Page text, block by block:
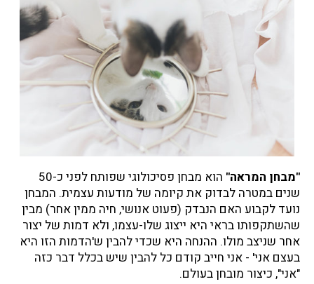
"מבחן המראה"
הוא מבחן פסיכולוגי שפותח לפני כ-50
שנים במטרה לבדוק את קיומה של מודעות עצמית. המבחן
נועד לקבוע האם הנבדק (פעוט אנושי, חיה ממין אחר) מבין
שהשתקפותו בראי היא ייצוג שלו-עצמו, ולא דמות של יצור
אחר שניצב מולו. ההנחה היא שכדי להבין ש'הדמות הזו היא
בעצם אני' - אני חייב קודם כל להבין שיש בכלל דבר כזה
"אני", כיצור מובחן בעולם.